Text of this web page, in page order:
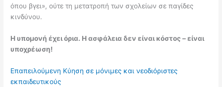
όπου βγει», ούτε τη μετατροπή των σχολείων σε παγίδες
κινδύνου.
Η υπομονή έχει όρια. Η ασφάλεια δεν είναι κόστος – είναι
υποχρέωση!
Επαπειλούμενη Κύηση σε μόνιμες και νεοδιόριστες
εκπαιδευτικούς